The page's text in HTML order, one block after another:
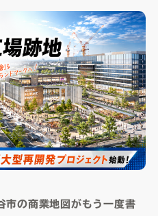
の商業地図がもう一度書